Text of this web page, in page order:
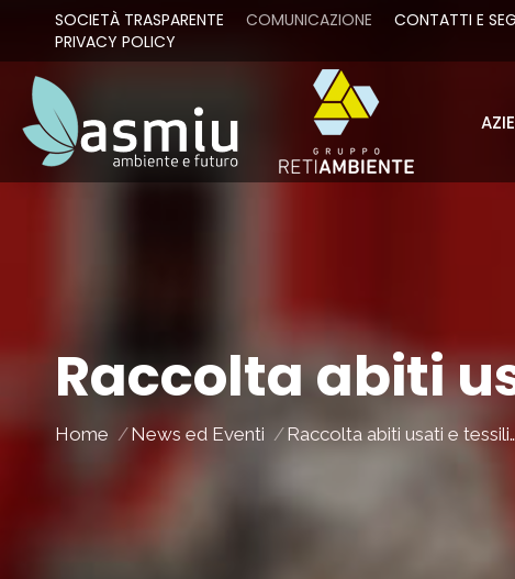
SOCIETÀ TRASPARENTE COMUNICAZIONE CONTATTI E
PRIVACY POLICY
Raccolta abiti
You are here:
Home News ed Eventi Raccolta abiti usati e tessili…